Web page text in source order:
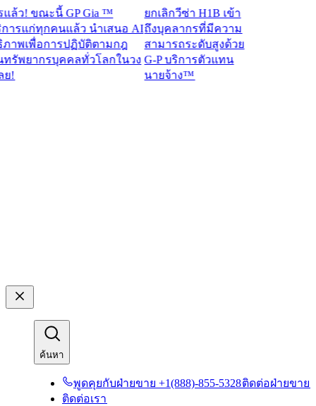
! ขณะนี้ GP Gia ™
ก่ทุกคนแล้ว นำเสนอ AI
พื่อการปฏิบัติตามกฎ
ยากรบุคคลทั่วโลกในวง
ยกเลิกวีซ่า H1B เข้า
ถึงบุคลากรที่มีความ
สามารถระดับสูงด้วย
G-P บริการตัวแทน
นายจ้าง™​​
ค้นหา​​
พูดคุยกับฝ่ายขาย +1(888)-855-5328​​ติดต่อฝ่ายขาย​​
ติดต่อเรา​​